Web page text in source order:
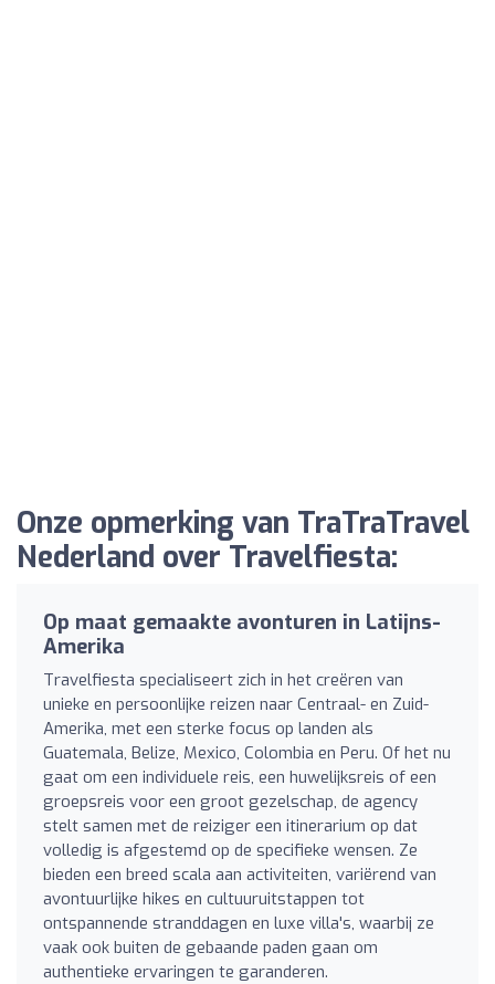
Onze opmerking van TraTraTravel
Nederland over Travelfiesta:
Op maat gemaakte avonturen in Latijns-
Amerika
Travelfiesta specialiseert zich in het creëren van
unieke en persoonlijke reizen naar Centraal- en Zuid-
Amerika, met een sterke focus op landen als
Guatemala, Belize, Mexico, Colombia en Peru. Of het nu
gaat om een individuele reis, een huwelijksreis of een
groepsreis voor een groot gezelschap, de agency
stelt samen met de reiziger een itinerarium op dat
volledig is afgestemd op de specifieke wensen. Ze
bieden een breed scala aan activiteiten, variërend van
avontuurlijke hikes en cultuuruitstappen tot
ontspannende stranddagen en luxe villa's, waarbij ze
vaak ook buiten de gebaande paden gaan om
authentieke ervaringen te garanderen.